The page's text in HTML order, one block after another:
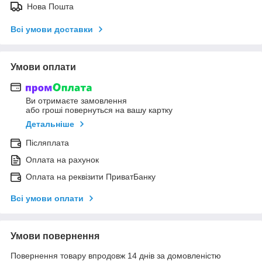
Нова Пошта
Всі умови доставки
Умови оплати
Ви отримаєте замовлення
або гроші повернуться на вашу картку
Детальніше
Післяплата
Оплата на рахунок
Оплата на реквізити ПриватБанку
Всі умови оплати
Умови повернення
Повернення товару впродовж 14 днів за домовленістю